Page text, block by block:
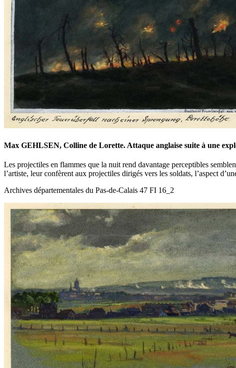
Max GEHLSEN, Colline de Lorette. Attaque anglaise suite à une
Les projectiles en flammes que la nuit rend davantage perceptibles
l’artiste, leur confèrent aux projectiles dirigés vers les soldats, l’aspect
Archives départementales du Pas-de-Calais 47 FI 16_2